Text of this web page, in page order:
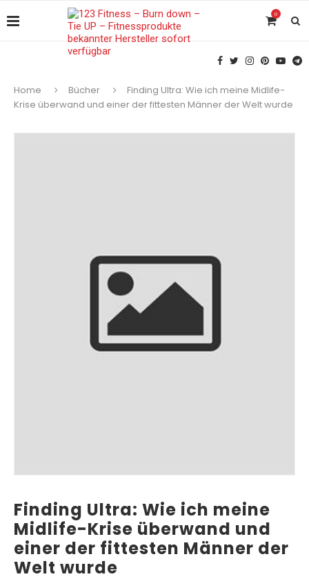
0
Home Bücher
Finding Ultra: Wie ich meine Midlife-
Krise überwand und einer der fittesten Männer der Welt wurde
Finding Ultra: Wie ich meine
Midlife-Krise überwand und
einer der fittesten Männer der
Welt wurde